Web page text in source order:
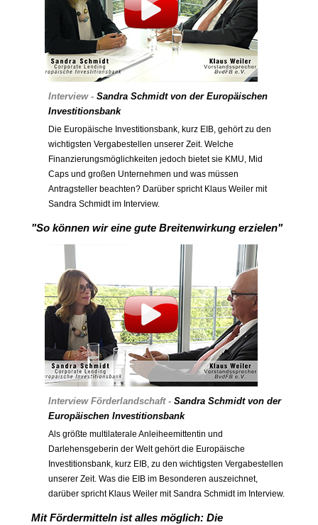
Interview - Sandra Schmidt von der Europäischen
Investitionsbank
Die Europäische Investitionsbank, kurz EIB, gehört zu den
wichtigsten Vergabestellen unserer Zeit. Welche
Finanzierungsmöglichkeiten jedoch bietet sie KMU, Mid
Caps und großen Unternehmen und was müssen
Antragsteller beachten? Darüber spricht Klaus Weiler mit
Sandra Schmidt im Interview.
"So können wir eine gute Breitenwirkung erzielen"
Interview Förderlandschaft -Sandra Schmidtvon der
Europäischen Investitionsbank
Als größte multilaterale Anleiheemittentin und
Darlehensgeberin der Welt gehört die Europäische
Investitionsbank, kurz EIB, zu den wichtigsten Vergabestellen
unserer Zeit. Was die EIB im Besonderen auszeichnet,
darüber spricht Klaus Weiler mit Sandra Schmidt im Interview.
Mit Fördermitteln ist alles möglich: Die